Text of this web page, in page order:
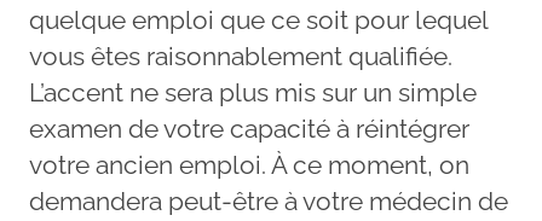
quelque emploi que ce soit pour lequel
vous êtes raisonnablement qualifiée.
L’accent ne sera plus mis sur un simple
examen de votre capacité à réintégrer
votre ancien emploi. À ce moment, on
demandera peut-être à votre médecin de